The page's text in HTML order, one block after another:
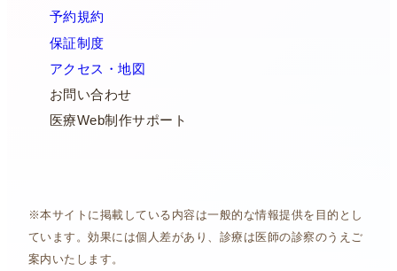
予約規約
保証制度
アクセス・地図
お問い合わせ
医療Web制作サポート
※本サイトに掲載している内容は一般的な情報提供を目的とし
ています。効果には個人差があり、診療は医師の診察のうえご
案内いたします。